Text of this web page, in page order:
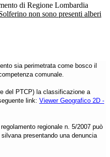
di Regione Lombardia
non sono presenti alberi
sia perimetrata come bosco il
comunale.
del PTCP) la classificazione a
link: Viewer Geografico 2D -
regionale n. 5/2007 può
presentando una denuncia